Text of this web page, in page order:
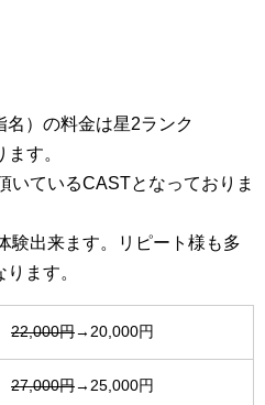
）の料金は星2ランク
す。
いているCASTとなっておりま
験出来ます。リピート様も多
ます。
22,000円→20,000円
27,000円→25,000円